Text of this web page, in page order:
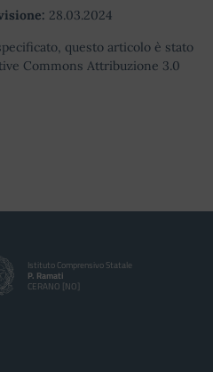
28.03.2024
questo articolo è stato
Commons Attribuzione 3.0
Istituto Comprensivo Statale
P. Ramati
CERANO [NO]